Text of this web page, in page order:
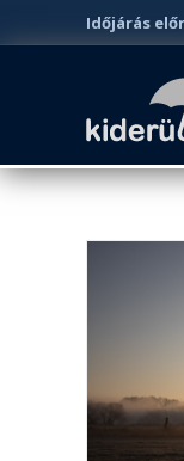
Időjárás